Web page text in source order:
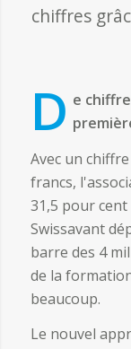
chiffres
D e
Avec un
francs,
31,5 pour
Swissavant
barre des 4
de la
beaucoup.
Le nouvel